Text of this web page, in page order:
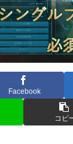
Facebook
コピ